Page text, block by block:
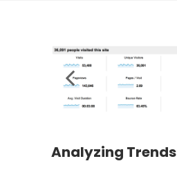
Analyzing Trends